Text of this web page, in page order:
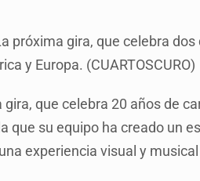
próxima gira, que celebra
y Europa. (CUARTOSCURO)
gira, que celebra 20 años de
que su equipo ha creado un
experiencia visual y